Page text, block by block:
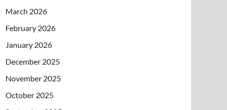
March 2026
February 2026
January 2026
December 2025
November 2025
October 2025